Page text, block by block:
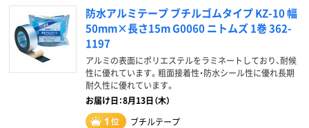
防水アルミテープ ブチルゴムタイプ KZ-10 幅
50mm×長さ15m G0060 ニトムズ 1巻 362-
1197
アルミの表面にポリエステルをラミネートしており、耐候
性に優れています。粗面接着性・防水シール性に優れ長期
耐久性に優れています。
お届け日：8月13日（木）
ブチルテープ